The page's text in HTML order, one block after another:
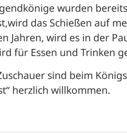
wurden
das Schießen auf
Jahren, wird es in der
für Essen und Trinken
sind beim
herzlich willkommen.